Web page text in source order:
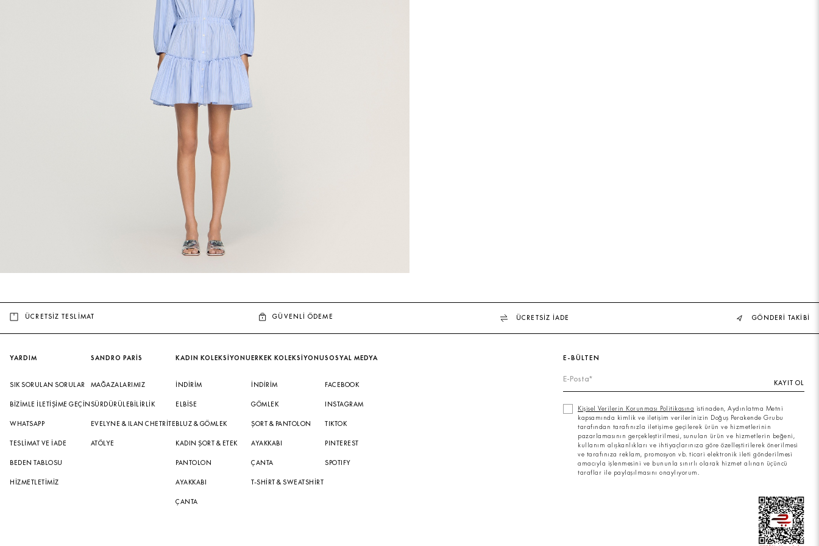
ÜCRETSİZ TESLİMAT GÜVENLİ ÖDEME ÜCRETSİZ İADE GÖNDERİ TAKİBİ
E-BÜLTEN
KAYIT OL
Kişisel Verilerin Korunması Politikasına istinaden, Aydınlatma Metni
kapsamında kimlik ve iletişim verilerinizin Doğuş Perakende Grubu
tarafından tarafınızla iletişime geçilerek ürün ve hizmetlerinin
pazarlamasının gerçekleştirilmesi, sunulan ürün ve hizmetlerin beğeni,
kullanım alışkanlıkları ve ihtiyaçlarınıza göre özelleştirilerek önerilmesi
ve tarafınıza reklam, promosyon vb. ticari elektronik ileti gönderilmesi
amacıyla işlenmesini ve bununla sınırlı olarak hizmet alınan üçüncü
taraflar ile paylaşılmasını onaylıyorum.
YARDIM
SIK SORULAN SORULAR
BIZIMLE İLETIŞIME GEÇIN
WHATSAPP
TESLIMAT VE İADE
BEDEN TABLOSU
HIZMETLETIMIZ
SANDRO PARİS
MAĞAZALARIMIZ
SÜRDÜRÜLEBILIRLIK
EVELYNE & ILAN CHETRITE
ATÖLYE
KADIN KOLEKSİYONU
İNDIRIM
ELBISE
BLUZ & GÖMLEK
KADIN ŞORT & ETEK
PANTOLON
AYAKKABI
ÇANTA
ERKEK KOLEKSİYONU
İNDIRIM
GÖMLEK
ŞORT & PANTOLON
AYAKKABI
ÇANTA
T-SHIRT & SWEATSHIRT
SOSYAL MEDYA
FACEBOOK
INSTAGRAM
TIKTOK
PINTEREST
SPOTIFY